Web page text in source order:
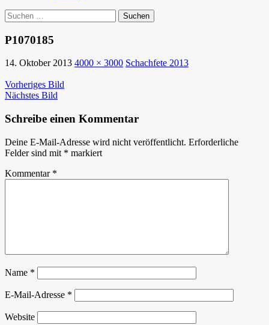
Suchen
nach:
P1070185
14. Oktober 2013 4000 × 3000 Schachfete 2013
Vorheriges Bild
Nächstes Bild
Schreibe einen Kommentar
Deine E-Mail-Adresse wird nicht veröffentlicht. Erforderliche
Felder sind mit * markiert
Kommentar *
Name *
E-Mail-Adresse *
Website